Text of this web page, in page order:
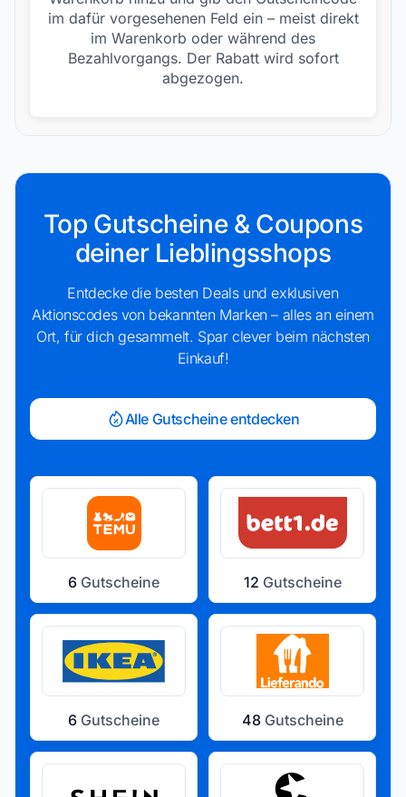
im dafür vorgesehenen Feld ein – meist direkt
im Warenkorb oder während des
Bezahlvorgangs. Der Rabatt wird sofort
abgezogen.
Top Gutscheine & Coupons
deiner Lieblingsshops
Entdecke die besten Deals und exklusiven
Aktionscodes von bekannten Marken – alles an einem
Ort, für dich gesammelt. Spar clever beim nächsten
Einkauf!
Alle Gutscheine entdecken
6 Gutscheine 12 Gutscheine
6 Gutscheine 48Gutscheine